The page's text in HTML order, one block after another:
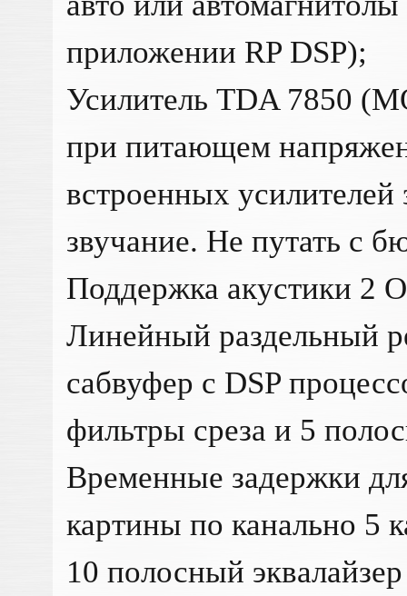
приложении RP DSP);
Усилитель TDA 7850
при питающем
встроенных усилителей
звучание. Не путать с
Поддержка акустики 2
Линейный раздельный
cабвуфер с DSP
фильтры среза и 5
Временные задержки
картины по канально 5
10 полосный